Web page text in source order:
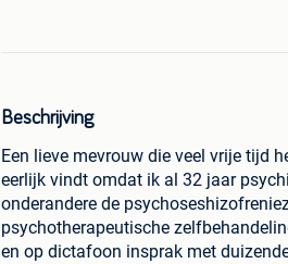
Beschrijving
Een lieve mevrouw die veel vrije tijd
eerlijk vindt omdat ik al 32 jaar
onderandere de
psychotherapeutische
en op dictafoon insprak met